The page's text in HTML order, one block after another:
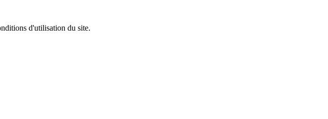
d'utilisation du site.